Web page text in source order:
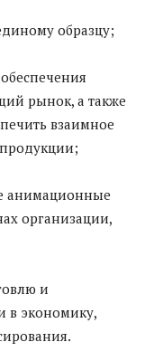
образцу;
рынок, а также
взаимное
анимационные
организации,
и
в экономику,